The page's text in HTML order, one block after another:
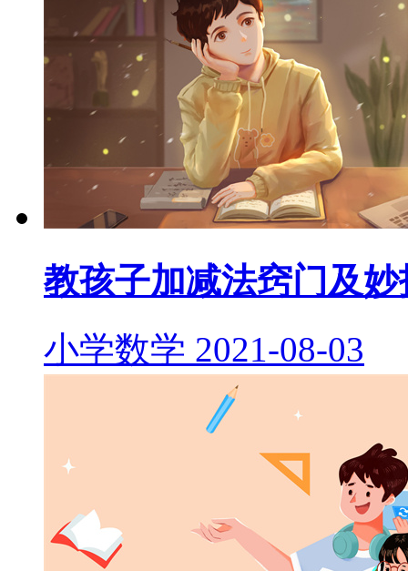
教孩子加减法窍门及妙
小学数学 2021-08-03